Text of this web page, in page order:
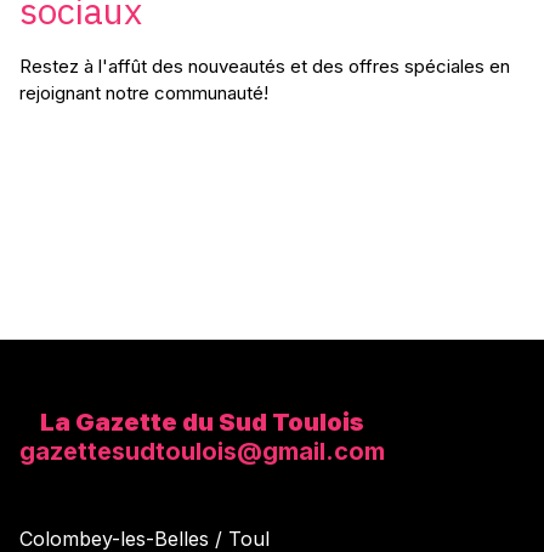
La Gazette du Sud Toulois
gazettesudtoulois@gmail.com
Colombey-les-Belles / Toul